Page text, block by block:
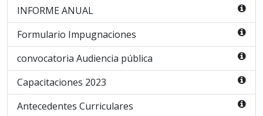
INFORME ANUAL
Formulario Impugnaciones
convocatoria Audiencia pública
Capacitaciones 2023
Antecedentes Curriculares